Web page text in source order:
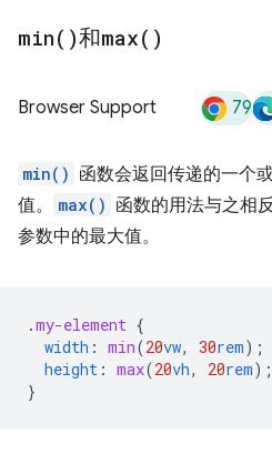
min( )和max( )
Browser Support 79
min() 函数会返回传递的一个
值。
max() 函数的用法与之相
参数中的最大值。
.my-element {
width : min(20vw, 30rem);
height : max(20vh, 20rem);
}